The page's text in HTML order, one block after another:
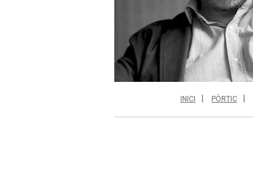
INICI PÒRTIC